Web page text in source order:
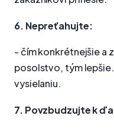
6. Nepreťahujte:
- čím konkrétnejšie a
posolstvo, tým
vysielaniu.
7. Povzbudzujte k